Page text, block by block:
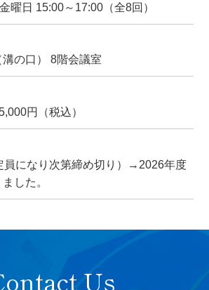
曜日 15:00～17:00（全8回）
の口） 8階会議室
円（税込）
員になり次第締め切り）→2026年度
した。